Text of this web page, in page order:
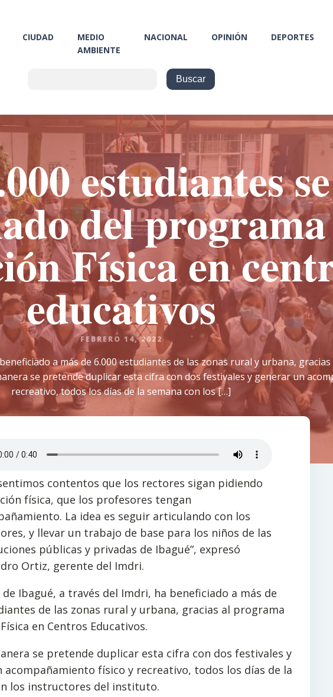
CIUDAD
MEDIO
AMBIENTE
NACIONAL OPINIÓN DEPORTES
estudiantes
del
Física en
educativos
FEBRERO 14, 2022
a más de 6.000 estudiantes de las zonas rural y urbana,
se pretende duplicar esta cifra con dos festivales y generar un
recreativo, todos los días de la semana con los […]
contentos que los rectores sigan pidiendo
física, que los profesores tengan
La idea es seguir articulando con los
y llevar un trabajo de base para los niños de las
públicas y privadas de Ibagué”, expresó
Ortiz, gerente del Imdri.
de Ibagué, a través del Imdri, ha beneficiado a más de
de las zonas rural y urbana, gracias al programa
en Centros Educativos.
se pretende duplicar esta cifra con dos festivales y
acompañamiento físico y recreativo, todos los días de la
los instructores del instituto.